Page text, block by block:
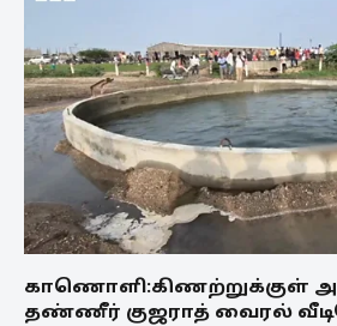
காணொளி:கிணற்றுக்குள்
தண்ணீர் குஜராத் வைரல்